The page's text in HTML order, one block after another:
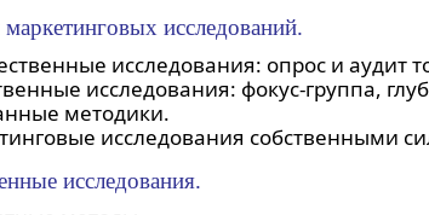
исследований.
исследования: опрос и аудит
исследования: фокус-группа,
методики.
исследования собственными
исследования.